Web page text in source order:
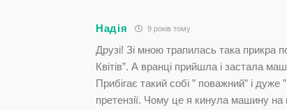
Надія 9 років тому
Друзі! Зі мною трапилась така прикра
Квітів”. А вранці прийшла і застала
Прибігає такий собі ” поважний” і
претензії. Чому це я кинула машину на